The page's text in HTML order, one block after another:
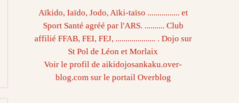
Aïkido, Iaïdo, Jodo, Aïki-taïso ................ et
Sport Santé agréé par l'ARS. .......... Club
affilié FFAB, FEI, FEJ, .................... . Dojo sur
St Pol de Léon et Morlaix
Voir le profil de aikidojosankaku.over-
blog.comsur le portail Overblog